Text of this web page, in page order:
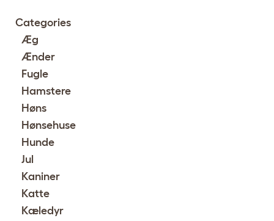
Categories
Æg
Ænder
Fugle
Hamstere
Høns
Hønsehuse
Hunde
Jul
Kaniner
Katte
Kæledyr